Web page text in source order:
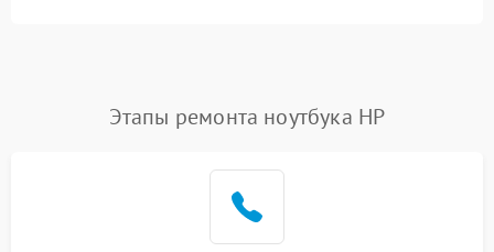
Этапы ремонта ноутбука HP